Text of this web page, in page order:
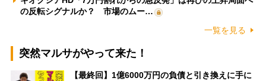
の反転シグナルか？ 市場のムー…
一覧を見る
突然マルサがやって来た！
【最終回】1億6000万円の負債と引き換えに手に